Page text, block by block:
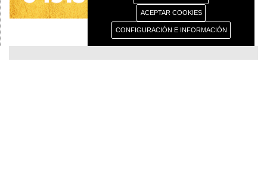
ACEPTAR COOKIES
CONFIGURACIÓN E INFORMACIÓN